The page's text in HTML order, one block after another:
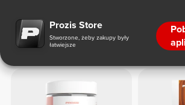
Prozis Store
Stworzone, żeby zakupy były
łatwiejsze
Zdrowie Układu Trawiennego